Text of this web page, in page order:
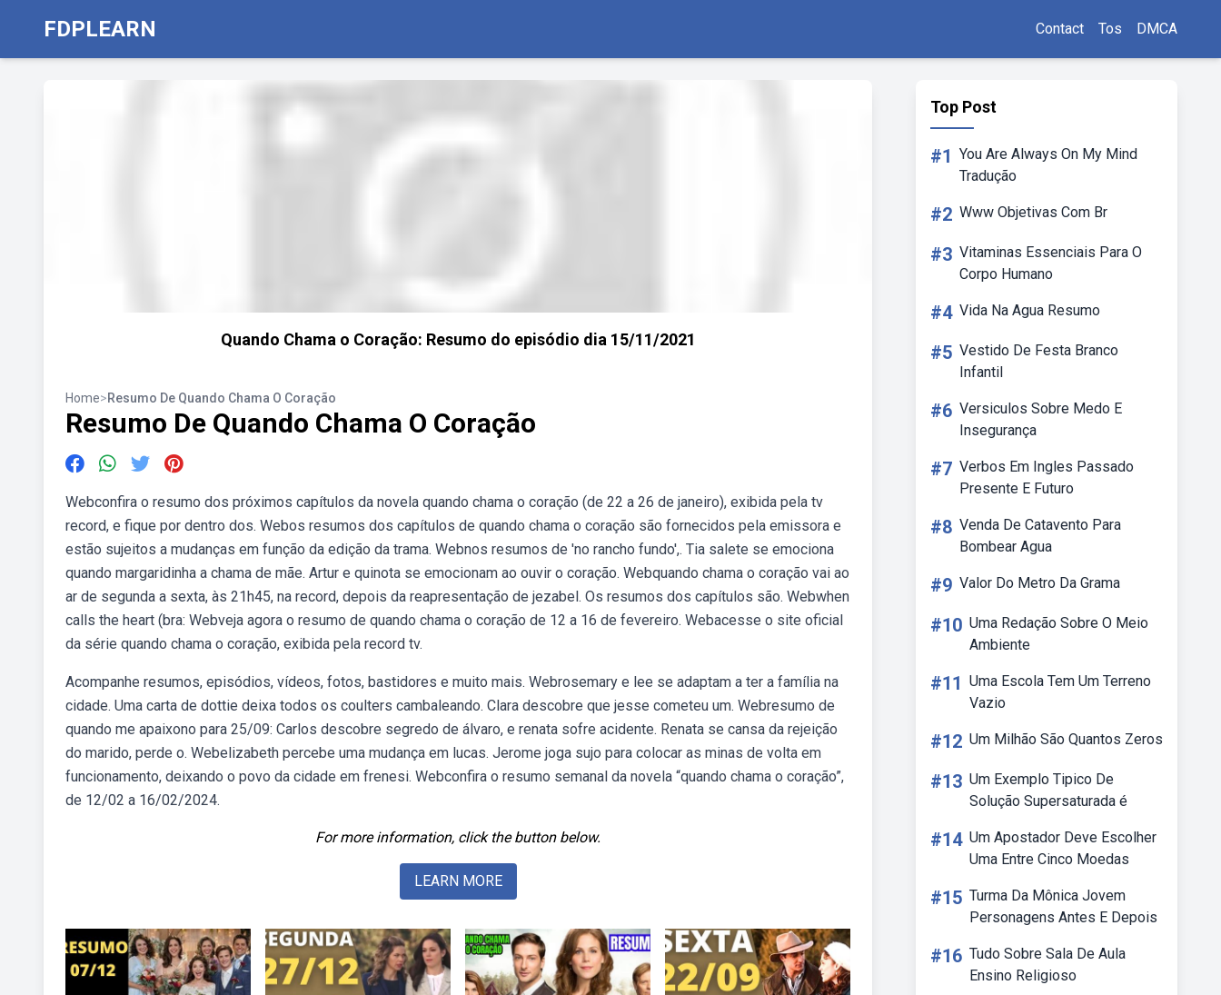
FDPLEARN Contact Tos DMCA
Quando Chama o Coração: Resumo do episódio dia 15/11/2021
Home>Resumo De Quando Chama O Coração
Resumo De Quando Chama O Coração
Webconfira o resumo dos próximos capítulos da novela quando chama o coração (de 22 a 26 de janeiro), exibida pela tv
record, e fique por dentro dos. Webos resumos dos capítulos de quando chama o coração são fornecidos pela emissora e
estão sujeitos a mudanças em função da edição da trama. Webnos resumos de 'no rancho fundo',. Tia salete se emociona
quando margaridinha a chama de mãe. Artur e quinota se emocionam ao ouvir o coração. Webquando chama o coração vai ao
ar de segunda a sexta, às 21h45, na record, depois da reapresentação de jezabel. Os resumos dos capítulos são. Webwhen
calls the heart (bra: Webveja agora o resumo de quando chama o coração de 12 a 16 de fevereiro. Webacesse o site oficial
da série quando chama o coração, exibida pela record tv.
Acompanhe resumos, episódios, vídeos, fotos, bastidores e muito mais. Webrosemary e lee se adaptam a ter a família na
cidade. Uma carta de dottie deixa todos os coulters cambaleando. Clara descobre que jesse cometeu um. Webresumo de
quando me apaixono para 25/09: Carlos descobre segredo de álvaro, e renata sofre acidente. Renata se cansa da rejeição
do marido, perde o. Webelizabeth percebe uma mudança em lucas. Jerome joga sujo para colocar as minas de volta em
funcionamento, deixando o povo da cidade em frenesi. Webconfira o resumo semanal da novela “quando chama o coração”,
de 12/02 a 16/02/2024.
For more information, click the button below.
LEARN MORE
Top Post
#1 You Are Always On My Mind
Tradução
#2 Www Objetivas Com Br
#3 Vitaminas Essenciais Para O
Corpo Humano
#4 Vida Na Agua Resumo
#5 Vestido De Festa Branco
Infantil
#6 Versiculos Sobre Medo E
Insegurança
#7 Verbos Em Ingles Passado
Presente E Futuro
#8 Venda De Catavento Para
Bombear Agua
#9 Valor Do Metro Da Grama
#10 Uma Redação Sobre O Meio
Ambiente
#11 Uma Escola Tem Um Terreno
Vazio
#12 Um Milhão São Quantos Zeros
#13 Um Exemplo Tipico De
Solução Supersaturada é
#14 Um Apostador Deve Escolher
Uma Entre Cinco Moedas
#15 Turma Da Mônica Jovem
Personagens Antes E Depois
#16 Tudo Sobre Sala De Aula
Ensino Religioso